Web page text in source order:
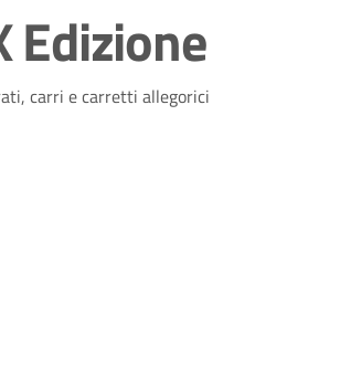
Edizione
carri e carretti allegorici